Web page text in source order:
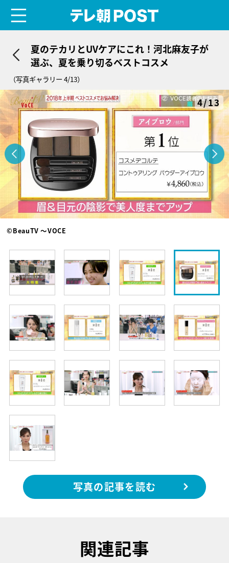
夏のテカリとUVケアにこれ！河北麻友子が
選ぶ、夏を乗り切るベストコスメ
（写真ギャラリー 4/13）
4/13
©BeauTV ～VOCE
写真の記事を読む
関連記事